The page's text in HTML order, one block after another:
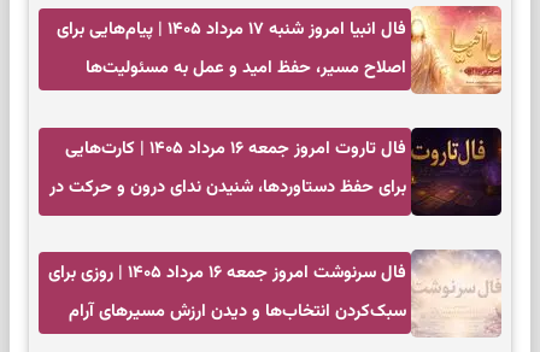
فال انبیا امروز شنبه ۱۷ مرداد ۱۴۰۵ | پیام‌هایی برای
اصلاح مسیر، حفظ امید و عمل به مسئولیت‌ها
فال تاروت امروز جمعه ۱۶ مرداد ۱۴۰۵ | کارت‌هایی
برای حفظ دستاوردها، شنیدن ندای درون و حرکت در
زمان مناسب
فال سرنوشت امروز جمعه ۱۶ مرداد ۱۴۰۵ | روزی برای
سبک‌کردن انتخاب‌ها و دیدن ارزش مسیرهای آرام